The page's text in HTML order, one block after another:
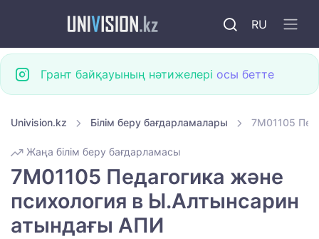
RU
Грант байқауының нәтижелері осы бетте
Univision.kz Білім беру бағдарламалары 7M01105
Жаңа білім беру бағдарламасы
7M01105 Педагогика және
психология в Ы.Алтынсарин
атындағы АПИ